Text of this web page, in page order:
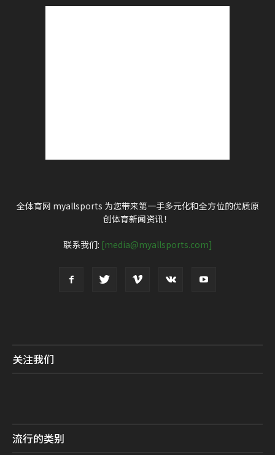
全体育网 myallsports 为您带来第一手多元化和全方位的优质原
创体育新闻资讯！
联系我们: [media@myallsports.com]
关注我们
流行的类别